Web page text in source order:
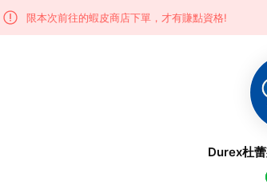
限本次前往的蝦皮商店下單，才有賺點資格!
Durex杜